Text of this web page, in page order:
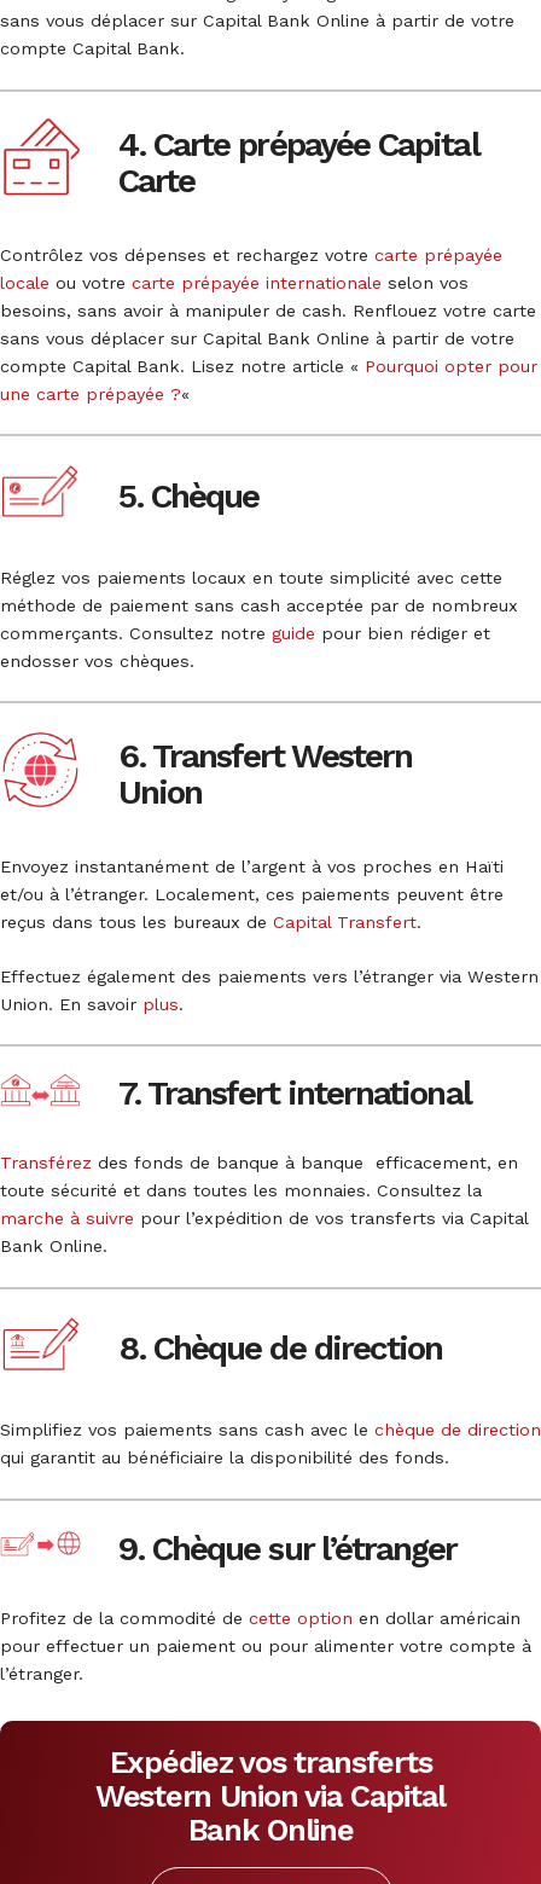
sans vous déplacer sur Capital Bank Online à partir de votre
compte Capital Bank.
4. Carte prépayée Capital
Carte
Contrôlez vos dépenses et rechargez votre carte prépayée
locale ou votre carte prépayée internationale selon vos
besoins, sans avoir à manipuler de cash. Renflouez votre carte
sans vous déplacer sur Capital Bank Online à partir de votre
compte Capital Bank. Lisez notre article « Pourquoi opter pour
une carte prépayée ?«
5. Chèque
Réglez vos paiements locaux en toute simplicité avec cette
méthode de paiement sans cash acceptée par de nombreux
commerçants. Consultez notre guide pour bien rédiger et
endosser vos chèques.
6. Transfert Western
Union
Envoyez instantanément de l’argent à vos proches en Haïti
et/ou à l’étranger. Localement, ces paiements peuvent être
reçus dans tous les bureaux de Capital Transfert.
Effectuez également des paiements vers l’étranger via Western
Union. En savoir plus.
7. Transfert international
Transférez des fonds de banque à banque efficacement, en
toute sécurité et dans toutes les monnaies. Consultez la
marche à suivre pour l’expédition de vos transferts via Capital
Bank Online.
8. Chèque de direction
Simplifiez vos paiements sans cash avec le chèque de direction
qui garantit au bénéficiaire la disponibilité des fonds.
9. Chèque sur l’étranger
Profitez de la commodité de cette option en dollar américain
pour effectuer un paiement ou pour alimenter votre compte à
l’étranger.
Expédiez vos transferts
Western Union via Capital
Bank Online